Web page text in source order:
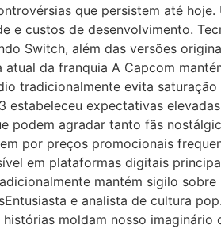
que persistem até
e custos de desenvolvimento.
Switch, além das versões
da franquia A Capcom
tradicionalmente evita
estabeleceu expectativas
podem agradar tanto fãs
por preços promocionais
em plataformas digitais
mantém sigilo
e analista de cultura
moldam nosso